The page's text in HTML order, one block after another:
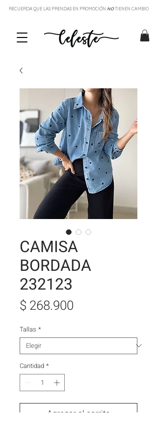
RECUERDA QUE LAS PRENDAS EN PROMOCIÓN NOTIENEN CAMBIO
CAMISA
BORDADA
232123
$ 268.900
Tallas *
Cantidad *
Agregar al carrito